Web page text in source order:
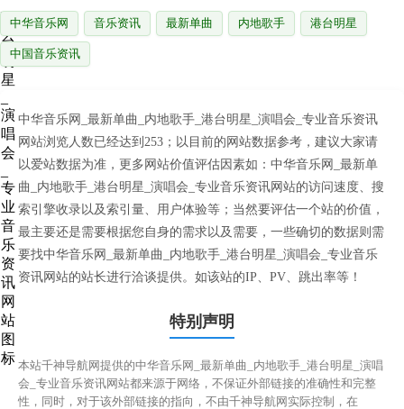
中华音乐网 音乐资讯 最新单曲 内地歌手 港台明星
中国音乐资讯
中华音乐网_最新单曲_内地歌手_港台明星_演唱会_专业音乐资讯
网站浏览人数已经达到253；以目前的网站数据参考，建议大家请
以爱站数据为准，更多网站价值评估因素如：中华音乐网_最新单
曲_内地歌手_港台明星_演唱会_专业音乐资讯网站的访问速度、搜
索引擎收录以及索引量、用户体验等；当然要评估一个站的价值，
最主要还是需要根据您自身的需求以及需要，一些确切的数据则需
要找中华音乐网_最新单曲_内地歌手_港台明星_演唱会_专业音乐
资讯网站的站长进行洽谈提供。如该站的IP、PV、跳出率等！
特别声明
本站千神导航网提供的中华音乐网_最新单曲_内地歌手_港台明星_演唱
会_专业音乐资讯网站都来源于网络，不保证外部链接的准确性和完整
性，同时，对于该外部链接的指向，不由千神导航网实际控制，在